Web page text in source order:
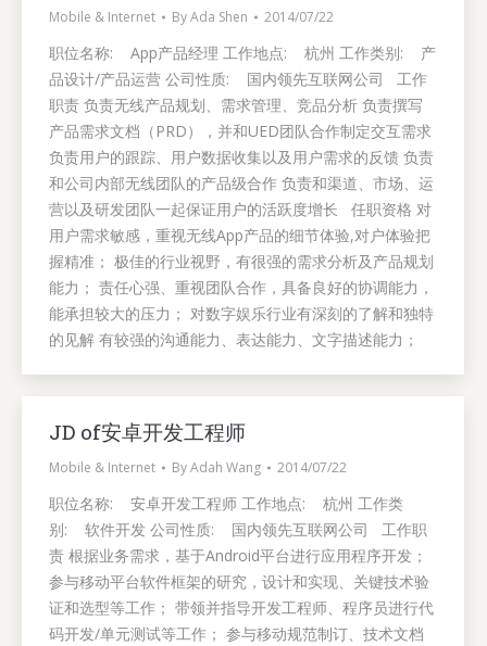
Mobile & Internet ByAda Shen 2014/07/22
职位名称: App产品经理 工作地点: 杭州 工作类别: 产
品设计/产品运营 公司性质: 国内领先互联网公司 工作
职责 负责无线产品规划、需求管理、竞品分析 负责撰写
产品需求文档（PRD），并和UED团队合作制定交互需求
负责用户的跟踪、用户数据收集以及用户需求的反馈 负责
和公司内部无线团队的产品级合作 负责和渠道、市场、运
营以及研发团队一起保证用户的活跃度增长 任职资格 对
用户需求敏感，重视无线App产品的细节体验,对户体验把
握精准； 极佳的行业视野，有很强的需求分析及产品规划
能力； 责任心强、重视团队合作，具备良好的协调能力，
能承担较大的压力； 对数字娱乐行业有深刻的了解和独特
的见解 有较强的沟通能力、表达能力、文字描述能力；
JD of安卓开发工程师
Mobile & Internet ByAdah Wang 2014/07/22
职位名称: 安卓开发工程师 工作地点: 杭州 工作类
别: 软件开发 公司性质: 国内领先互联网公司 工作职
责 根据业务需求，基于Android平台进行应用程序开发；
参与移动平台软件框架的研究，设计和实现、关键技术验
证和选型等工作； 带领并指导开发工程师、程序员进行代
码开发/单元测试等工作； 参与移动规范制订、技术文档